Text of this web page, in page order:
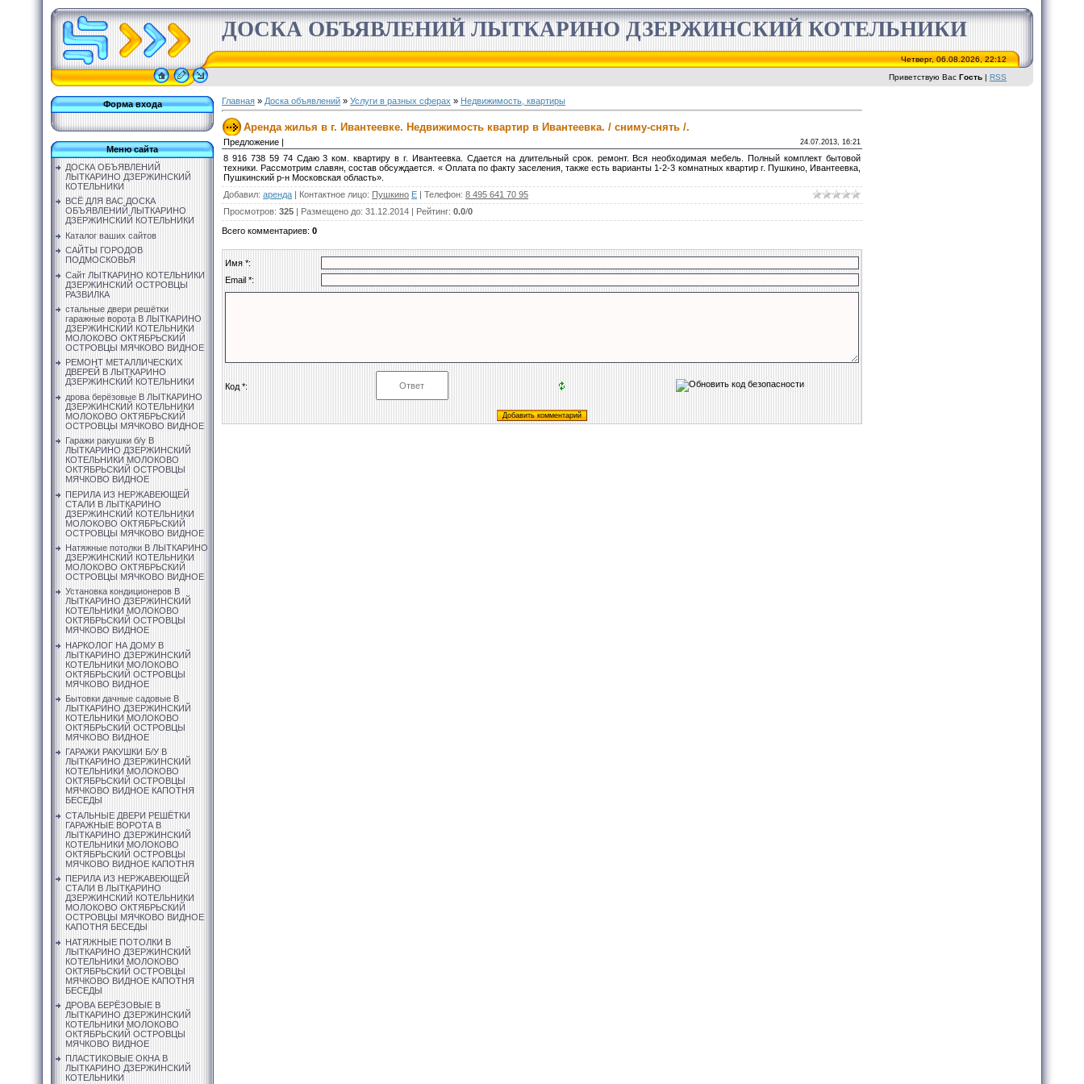
ДОСКА ОБЪЯВЛЕНИЙ ЛЫТКАРИНО ДЗЕРЖИНСКИЙ КОТЕЛЬНИКИ
Четверг, 06.08.2026, 22:12
Приветствую Вас Гость | RSS
Форма входа
Меню сайта
ДОСКА ОБЪЯВЛЕНИЙ
ЛЫТКАРИНО ДЗЕРЖИНСКИЙ
КОТЕЛЬНИКИ
ВСЁ ДЛЯ ВАС ДОСКА
ОБЪЯВЛЕНИЙ ЛЫТКАРИНО
ДЗЕРЖИНСКИЙ КОТЕЛЬНИКИ
Каталог ваших сайтов
САЙТЫ ГОРОДОВ
ПОДМОСКОВЬЯ
Сайт ЛЫТКАРИНО КОТЕЛЬНИКИ
ДЗЕРЖИНСКИЙ ОСТРОВЦЫ
РАЗВИЛКА
стальные двери решётки
гаражные ворота В ЛЫТКАРИНО
ДЗЕРЖИНСКИЙ КОТЕЛЬНИКИ
МОЛОКОВО ОКТЯБРЬСКИЙ
ОСТРОВЦЫ МЯЧКОВО ВИДНОЕ
РЕМОНТ МЕТАЛЛИЧЕСКИХ
ДВЕРЕЙ В ЛЫТКАРИНО
ДЗЕРЖИНСКИЙ КОТЕЛЬНИКИ
дрова берёзовые В ЛЫТКАРИНО
ДЗЕРЖИНСКИЙ КОТЕЛЬНИКИ
МОЛОКОВО ОКТЯБРЬСКИЙ
ОСТРОВЦЫ МЯЧКОВО ВИДНОЕ
Гаражи ракушки б/у В
ЛЫТКАРИНО ДЗЕРЖИНСКИЙ
КОТЕЛЬНИКИ МОЛОКОВО
ОКТЯБРЬСКИЙ ОСТРОВЦЫ
МЯЧКОВО ВИДНОЕ
ПЕРИЛА ИЗ НЕРЖАВЕЮЩЕЙ
СТАЛИ В ЛЫТКАРИНО
ДЗЕРЖИНСКИЙ КОТЕЛЬНИКИ
МОЛОКОВО ОКТЯБРЬСКИЙ
ОСТРОВЦЫ МЯЧКОВО ВИДНОЕ
Натяжные потолки В ЛЫТКАРИНО
ДЗЕРЖИНСКИЙ КОТЕЛЬНИКИ
МОЛОКОВО ОКТЯБРЬСКИЙ
ОСТРОВЦЫ МЯЧКОВО ВИДНОЕ
Установка кондиционеров В
ЛЫТКАРИНО ДЗЕРЖИНСКИЙ
КОТЕЛЬНИКИ МОЛОКОВО
ОКТЯБРЬСКИЙ ОСТРОВЦЫ
МЯЧКОВО ВИДНОЕ
НАРКОЛОГ НА ДОМУ В
ЛЫТКАРИНО ДЗЕРЖИНСКИЙ
КОТЕЛЬНИКИ МОЛОКОВО
ОКТЯБРЬСКИЙ ОСТРОВЦЫ
МЯЧКОВО ВИДНОЕ
Бытовки дачные садовые В
ЛЫТКАРИНО ДЗЕРЖИНСКИЙ
КОТЕЛЬНИКИ МОЛОКОВО
ОКТЯБРЬСКИЙ ОСТРОВЦЫ
МЯЧКОВО ВИДНОЕ
ГАРАЖИ РАКУШКИ Б/У В
ЛЫТКАРИНО ДЗЕРЖИНСКИЙ
КОТЕЛЬНИКИ МОЛОКОВО
ОКТЯБРЬСКИЙ ОСТРОВЦЫ
МЯЧКОВО ВИДНОЕ КАПОТНЯ
БЕСЕДЫ
СТАЛЬНЫЕ ДВЕРИ РЕШЁТКИ
ГАРАЖНЫЕ ВОРОТА В
ЛЫТКАРИНО ДЗЕРЖИНСКИЙ
КОТЕЛЬНИКИ МОЛОКОВО
ОКТЯБРЬСКИЙ ОСТРОВЦЫ
МЯЧКОВО ВИДНОЕ КАПОТНЯ
ПЕРИЛА ИЗ НЕРЖАВЕЮЩЕЙ
СТАЛИ В ЛЫТКАРИНО
ДЗЕРЖИНСКИЙ КОТЕЛЬНИКИ
МОЛОКОВО ОКТЯБРЬСКИЙ
ОСТРОВЦЫ МЯЧКОВО ВИДНОЕ
КАПОТНЯ БЕСЕДЫ
НАТЯЖНЫЕ ПОТОЛКИ В
ЛЫТКАРИНО ДЗЕРЖИНСКИЙ
КОТЕЛЬНИКИ МОЛОКОВО
ОКТЯБРЬСКИЙ ОСТРОВЦЫ
МЯЧКОВО ВИДНОЕ КАПОТНЯ
БЕСЕДЫ
ДРОВА БЕРЁЗОВЫЕ В
ЛЫТКАРИНО ДЗЕРЖИНСКИЙ
КОТЕЛЬНИКИ МОЛОКОВО
ОКТЯБРЬСКИЙ ОСТРОВЦЫ
МЯЧКОВО ВИДНОЕ
ПЛАСТИКОВЫЕ ОКНА В
ЛЫТКАРИНО ДЗЕРЖИНСКИЙ
КОТЕЛЬНИКИ
Главная » Доска объявлений » Услуги в разных сферах » Недвижимость, квартиры
Аренда жилья в г. Ивантеевке. Недвижимость квартир в Ивантеевка. / сниму-снять /.
Предложение | 24.07.2013, 16:21
8 916 738 59 74 Сдаю 3 ком. квартиру в г. Ивантеевка. Сдается на длительный срок. ремонт. Вся необходимая мебель. Полный комплект бытовой
техники. Рассмотрим славян, состав обсуждается. « Оплата по факту заселения, также есть варианты 1-2-3 комнатных квартир г. Пушкино, Ивантеевка,
Пушкинский р-н Московская область».
Добавил: аренда | Контактное лицо: Пушкино E | Телефон: 8 495 641 70 95
Просмотров: 325 | Размещено до: 31.12.2014 | Рейтинг: 0.0/0
Всего комментариев: 0
Имя *:
Email *:
Код *: